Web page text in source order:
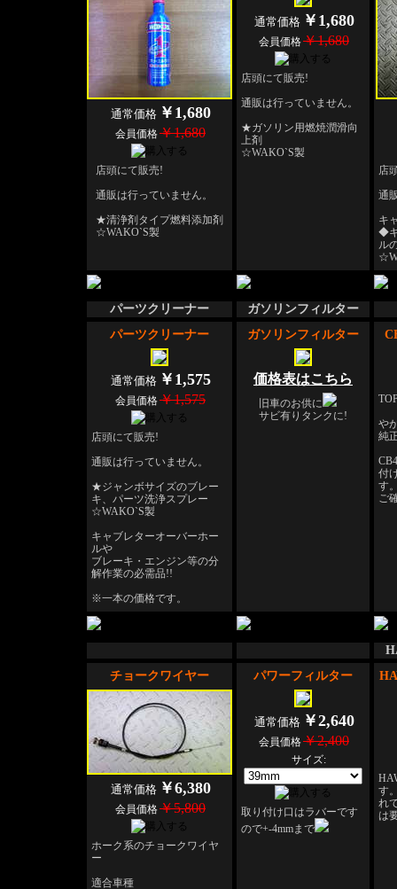
通常価格 ￥1,680
会員価格￥1,680
店頭にて販売!
通販は行っていません。
★清浄剤タイプ燃料添加剤
☆WAKO`S製
通常価格 ￥1,680
会員価格￥1,680
店頭にて販売!
通販は行っていません。
★ガソリン用燃焼潤滑向
上剤
☆WAKO`S製
店
通
キ
◆
ル
パーツクリーナー
ガソリンフィルター
パーツクリーナー
通常価格 ￥1,575
会員価格￥1,575
店頭にて販売!
通販は行っていません。
★ジャンボサイズのブレー
キ、パーツ洗浄スプレー
☆WAKO`S製
キャブレターオーバーホー
ルや
ブレーキ・エンジン等の分
解作業の必需品!!
※一本の価格です。
ガソリンフィルター
価格表はこちら
旧車のお供に
サビ有りタンクに!
や
純
付
す
ご
チョークワイヤー
通常価格 ￥6,380
会員価格￥5,800
ホーク系のチョークワイヤ
ー
適合車種
パワーフィルター
通常価格 ￥2,640
会員価格￥2,400
サイズ:
取り付け口はラバーです
ので+-4mmまで
す
れ
は